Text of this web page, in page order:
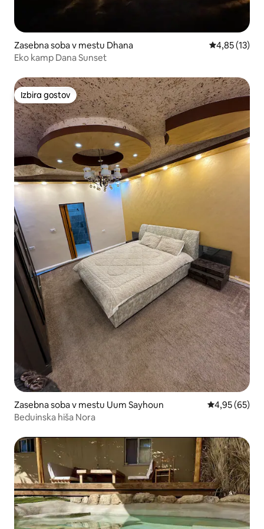
Zasebna soba v mestu Dhana Povprečna
4,85 (13)
Eko kamp Dana Sunset
Izbira gostov
Izbira gostov
Zasebna soba v mestu Uum Sayhoun Povprečna
4,95 (65)
Beduinska hiša Nora